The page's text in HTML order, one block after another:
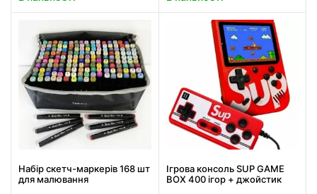
Набір скетч-маркерів 168 шт
для малювання
Ігрова консоль SUP GAME
BOX 400 ігор + джойстик